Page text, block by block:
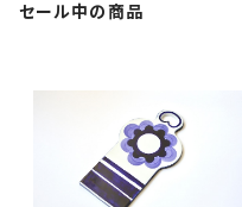
セール中の商品